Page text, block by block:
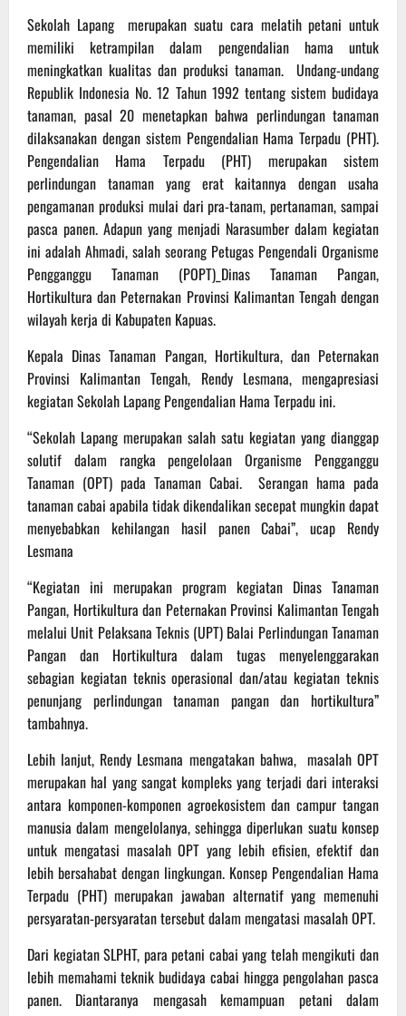
Sekolah Lapang merupakan suatu cara melatih petani untuk
memiliki ketrampilan dalam pengendalian hama untuk
meningkatkan kualitas dan produksi tanaman. Undang-undang
Republik Indonesia No. 12 Tahun 1992 tentang sistem budidaya
tanaman, pasal 20 menetapkan bahwa perlindungan tanaman
dilaksanakan dengan sistem Pengendalian Hama Terpadu (PHT).
Pengendalian Hama Terpadu (PHT) merupakan sistem
perlindungan tanaman yang erat kaitannya dengan usaha
pengamanan produksi mulai dari pra-tanam, pertanaman, sampai
pasca panen. Adapun yang menjadi Narasumber dalam kegiatan
ini adalah Ahmadi, salah seorang Petugas Pengendali Organisme
Pengganggu Tanaman (POPT)_Dinas Tanaman Pangan,
Hortikultura dan Peternakan Provinsi Kalimantan Tengah dengan
wilayah kerja di Kabupaten Kapuas.
Kepala Dinas Tanaman Pangan, Hortikultura, dan Peternakan
Provinsi Kalimantan Tengah, Rendy Lesmana, mengapresiasi
kegiatan Sekolah Lapang Pengendalian Hama Terpadu ini.
“Sekolah Lapang merupakan salah satu kegiatan yang dianggap
solutif dalam rangka pengelolaan Organisme Pengganggu
Tanaman (OPT) pada Tanaman Cabai. Serangan hama pada
tanaman cabai apabila tidak dikendalikan secepat mungkin dapat
menyebabkan kehilangan hasil panen Cabai”, ucap Rendy
Lesmana
“Kegiatan ini merupakan program kegiatan Dinas Tanaman
Pangan, Hortikultura dan Peternakan Provinsi Kalimantan Tengah
melalui Unit Pelaksana Teknis (UPT) Balai Perlindungan Tanaman
Pangan dan Hortikultura dalam tugas menyelenggarakan
sebagian kegiatan teknis operasional dan/atau kegiatan teknis
penunjang perlindungan tanaman pangan dan hortikultura”
tambahnya.
Lebih lanjut, Rendy Lesmana mengatakan bahwa, masalah OPT
merupakan hal yang sangat kompleks yang terjadi dari interaksi
antara komponen-komponen agroekosistem dan campur tangan
manusia dalam mengelolanya, sehingga diperlukan suatu konsep
untuk mengatasi masalah OPT yang lebih efisien, efektif dan
lebih bersahabat dengan lingkungan. Konsep Pengendalian Hama
Terpadu (PHT) merupakan jawaban alternatif yang memenuhi
persyaratan-persyaratan tersebut dalam mengatasi masalah OPT.
Dari kegiatan SLPHT, para petani cabai yang telah mengikuti dan
lebih memahami teknik budidaya cabai hingga pengolahan pasca
panen. Diantaranya mengasah kemampuan petani dalam